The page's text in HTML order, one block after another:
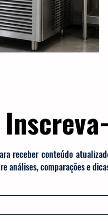
receber conteúdo
análises, comparações e